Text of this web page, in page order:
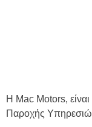
Η Mac Motors,
Παροχής